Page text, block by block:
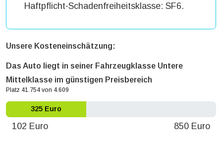
Haftpflicht-Schadenfreiheitsklasse: SF6.
Unsere Kosteneinschätzung:
Das Auto liegt in seiner Fahrzeugklasse Untere
Mittelklasse im günstigen Preisbereich
Platz 41.754 von 4.609
325 Euro
102 Euro 850 Euro